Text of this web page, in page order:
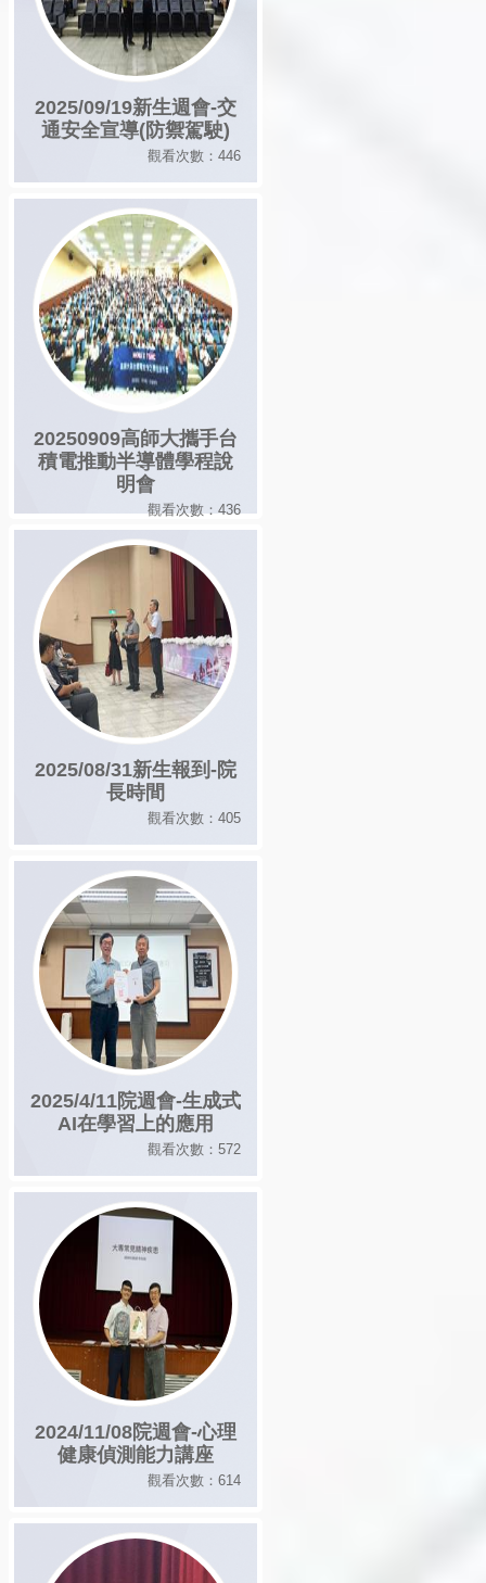
2025/09/19新生週會-交
通安全宣導(防禦駕駛)
觀看次數：446
20250909高師大攜手台
積電推動半導體學程說
明會
觀看次數：436
2025/08/31新生報到-院
長時間
觀看次數：405
2025/4/11院週會-生成式
AI在學習上的應用
觀看次數：572
2024/11/08院週會-心理
健康偵測能力講座
觀看次數：614